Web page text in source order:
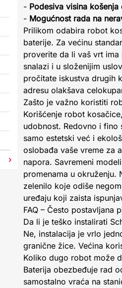
- Podesiva visina
- Mogućnost rada na
Prilikom odabira robot
baterije. Za većinu
proverite da li vaš vrt
snalazi i u složenijim
pročitate iskustva drugih
adresu olakšava
Zašto je važno koristiti
Korišćenje robot
udobnost. Redovno i
samo estetski već i
oslobađa vaše vreme za
napora. Savremeni
promenama u okruženju.
zelenilo koje odiše
uređaju koji zaista
FAQ – Često postavljana
Da li je teško instalirati
Ne, instalacija je vrlo
granične žice. Većina
Koliko dugo robot može
Baterija obezbeđuje rad
samostalno vraća na